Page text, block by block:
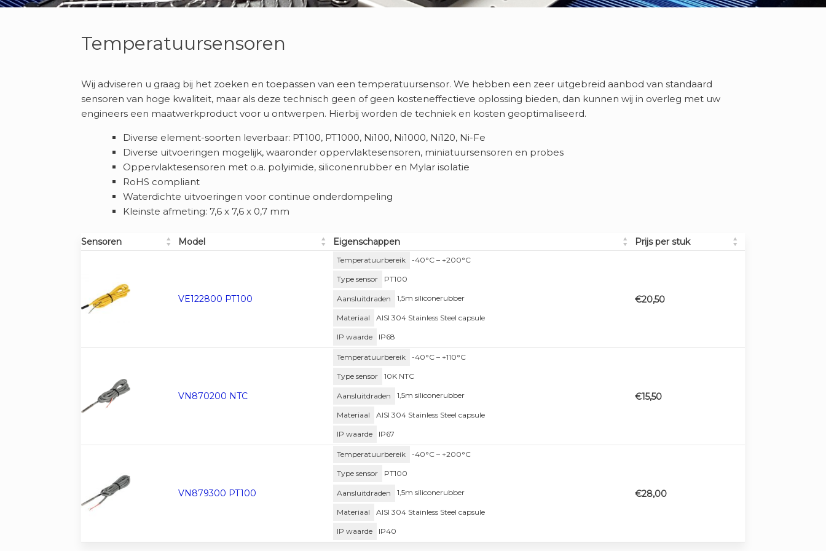
Temperatuursensoren
Wij adviseren u graag bij het zoeken en toepassen van een temperatuursensor. We hebben een zeer uitgebreid aanbod van standaard
sensoren van hoge kwaliteit, maar als deze technisch geen of geen kosteneffectieve oplossing bieden, dan kunnen wij in overleg met uw
engineers een maatwerkproduct voor u ontwerpen. Hierbij worden de techniek en kosten geoptimaliseerd.
Diverse element-soorten leverbaar: PT100, PT1000, Ni100, Ni1000, Ni120, Ni-Fe
Diverse uitvoeringen mogelijk, waaronder oppervlaktesensoren, miniatuursensoren en probes
Oppervlaktesensoren met o.a. polyimide, siliconenrubber en Mylar isolatie
RoHS compliant
Waterdichte uitvoeringen voor continue onderdompeling
Kleinste afmeting: 7,6 x 7,6 x 0,7 mm
Sensoren Model Eigenschappen Prijs per stuk
VE122800 PT100
Temperatuurbereik -40°C – +200°C
Type sensor PT100
Aansluitdraden 1,5m siliconerubber
Materiaal AISI 304 Stainless Steel capsule
IP waarde IP68
€20,50
VN870200 NTC
Temperatuurbereik -40°C – +110°C
Type sensor 10K NTC
Aansluitdraden 1,5m siliconerubber
Materiaal AISI 304 Stainless Steel capsule
IP waarde IP67
€15,50
VN879300 PT100
Temperatuurbereik -40°C – +200°C
Type sensor PT100
Aansluitdraden 1,5m siliconerubber
Materiaal AISI 304 Stainless Steel capsule
IP waarde IP40
€28,00